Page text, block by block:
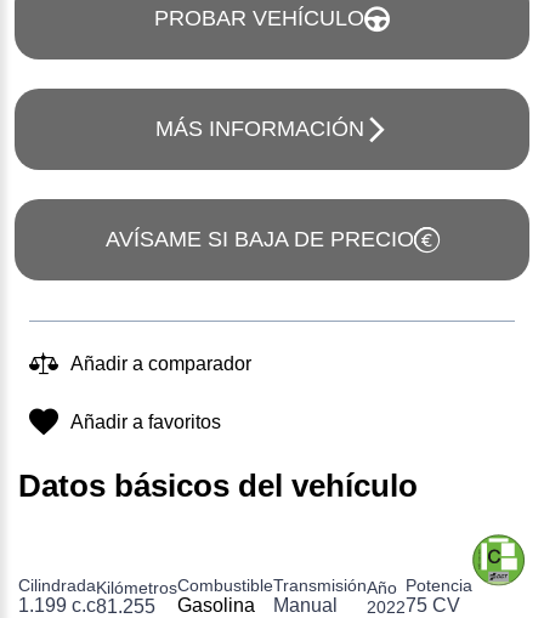
PROBAR VEHÍCULO
MÁS INFORMACIÓN
AVÍSAME SI BAJA DE PRECIO
Añadir a comparador
Añadir a favoritos
Datos básicos del vehículo
Cilindrada
1.199 c.c
Kilómetros
81.255
Combustible
Gasolina
Transmisión
Manual
Año
2022
Potencia
75 CV